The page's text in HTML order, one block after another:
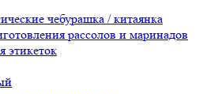
чебурашка / китаянка
рассолов и маринадов
этикеток